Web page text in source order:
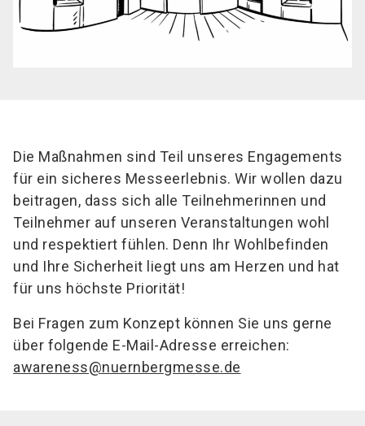
Die Maßnahmen sind Teil unseres Engagements
für ein sicheres Messeerlebnis. Wir wollen dazu
beitragen, dass sich alle Teilnehmerinnen und
Teilnehmer auf unseren Veranstaltungen wohl
und respektiert fühlen. Denn Ihr Wohlbefinden
und Ihre Sicherheit liegt uns am Herzen und hat
für uns höchste Priorität!
Bei Fragen zum Konzept können Sie uns gerne
über folgende E-Mail-Adresse erreichen:
awareness@nuernbergmesse.de